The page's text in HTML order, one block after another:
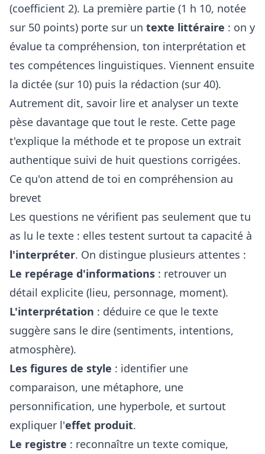
(coefficient 2). La première partie (1 h 10, notée
sur 50 points) porte sur un texte littéraire : on y
évalue ta compréhension, ton interprétation et
tes compétences linguistiques. Viennent ensuite
la dictée (sur 10) puis la rédaction (sur 40).
Autrement dit, savoir lire et analyser un texte
pèse davantage que tout le reste. Cette page
t'explique la méthode et te propose un extrait
authentique suivi de huit questions corrigées.
Ce qu'on attend de toi en compréhension au
brevet
Les questions ne vérifient pas seulement que tu
as lu le texte : elles testent surtout ta capacité à
l'interpréter. On distingue plusieurs attentes :
Le repérage d'informations : retrouver un
détail explicite (lieu, personnage, moment).
L'interprétation : déduire ce que le texte
suggère sans le dire (sentiments, intentions,
atmosphère).
Les figures de style : identifier une
comparaison, une métaphore, une
personnification, une hyperbole, et surtout
expliquer l'effet produit.
Le registre : reconnaître un texte comique,